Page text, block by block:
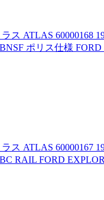
ス ATLAS 60000168
ポリス仕様 FORD
ス ATLAS 60000167
RAIL FORD